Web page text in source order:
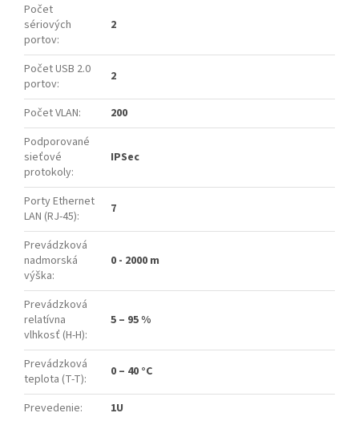
Počet
sériových
portov:
2
Počet USB 2.0
portov: 2
Počet VLAN:
200
Podporované
sieťové
protokoly:
IPSec
Porty Ethernet
LAN (RJ-45): 7
Prevádzková
nadmorská
výška:
0 - 2000 m
Prevádzková
relatívna
vlhkosť (H-H):
5 – 95 %
Prevádzková
teplota (T-T): 0 – 40 °C
Prevedenie:
1U